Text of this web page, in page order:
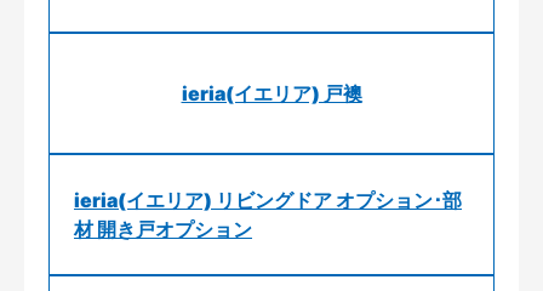
ieria(イエリア) 戸襖
ieria(イエリア) リビングドア オプション･部
材 開き戸オプション